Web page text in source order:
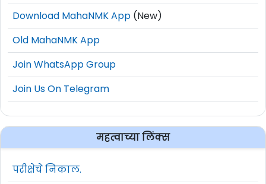
Download MahaNMK App (New)
Old MahaNMK App
Join WhatsApp Group
Join Us On Telegram
महत्वाच्या लिंक्स
परीक्षेचे निकाल.